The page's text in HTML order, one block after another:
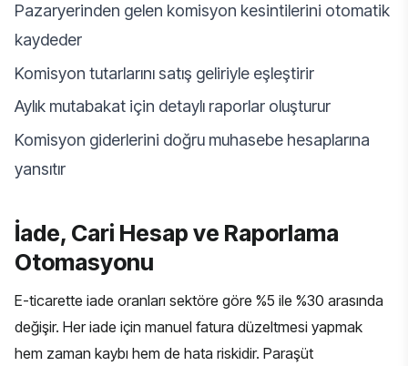
Pazaryerinden gelen komisyon kesintilerini otomatik
kaydeder
Komisyon tutarlarını satış geliriyle eşleştirir
Aylık mutabakat için detaylı raporlar oluşturur
Komisyon giderlerini doğru muhasebe hesaplarına
yansıtır
İade, Cari Hesap ve Raporlama
Otomasyonu
E-ticarette iade oranları sektöre göre %5 ile %30 arasında
değişir. Her iade için manuel fatura düzeltmesi yapmak
hem zaman kaybı hem de hata riskidir. Paraşüt